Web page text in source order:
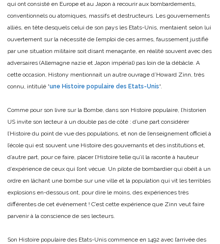
qui ont consisté en Europe et au Japon à recourir aux bombardements,
conventionnels ou atomiques, massifs et destructeurs. Les gouvernements
alliés, en tête desquels celui de son pays les Etats-Unis, mentaient selon lui
ouvertement sur la nécessité de l’emploi de ces armes, faussement justifié
par une situation militaire soit disant menaçante, en réalité souvent avec des
adversaires (Allemagne nazie et Japon impérial) pas loin de la débâcle. A
cette occasion, Histony mentionnait un autre ouvrage d’Howard Zinn, très
connu, intitulé “une Histoire populaire des Etats-Unis“.
Comme pour son livre sur la Bombe, dans son Histoire populaire, l’historien
US invite son lecteur à un double pas de côté : d’une part considérer
l’Histoire du point de vue des populations, et non de l’enseignement officiel à
l’école qui est souvent une Histoire des gouvernants et des institutions et,
d’autre part, pour ce faire, placer l’Histoire telle qu’il la raconte à hauteur
d’expérience de ceux qui l’ont vécue. Un pilote de bombardier qui obéit à un
ordre en lâchant une bombe sur une ville et la population qui vit les terribles
explosions en-dessous ont, pour dire le moins, des expériences très
différentes de cet événement ! C’est cette expérience que Zinn veut faire
parvenir à la conscience de ses lecteurs.
Son Histoire populaire des Etats-Unis commence en 1492 avec l’arrivée des